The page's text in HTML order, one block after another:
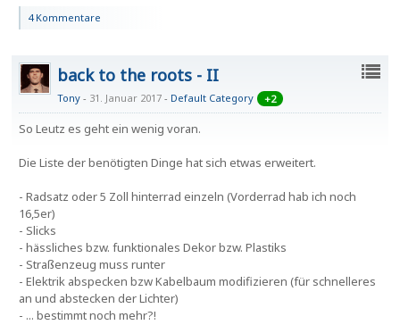
4 Kommentare
back to the roots - II
Tony 31. Januar 2017 - Default Category +2
So Leutz es geht ein wenig voran.
Die Liste der benötigten Dinge hat sich etwas erweitert.
- Radsatz oder 5 Zoll hinterrad einzeln (Vorderrad hab ich noch
16,5er)
- Slicks
- hässliches bzw. funktionales Dekor bzw. Plastiks
- Straßenzeug muss runter
- Elektrik abspecken bzw Kabelbaum modifizieren (für schnelleres
an und abstecken der Lichter)
- ... bestimmt noch mehr?!